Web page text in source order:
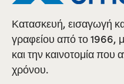
Κατασκευή, εισαγωγή
γραφείου από το 1966,
και την καινοτομία που
χρόνου.